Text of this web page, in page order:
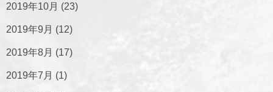
2019年10月 (23)
2019年9月 (12)
2019年8月 (17)
2019年7月 (1)